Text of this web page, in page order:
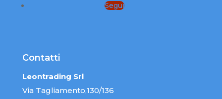
Segui
Contatti
Leontrading Srl
Via Tagliamento,130/136